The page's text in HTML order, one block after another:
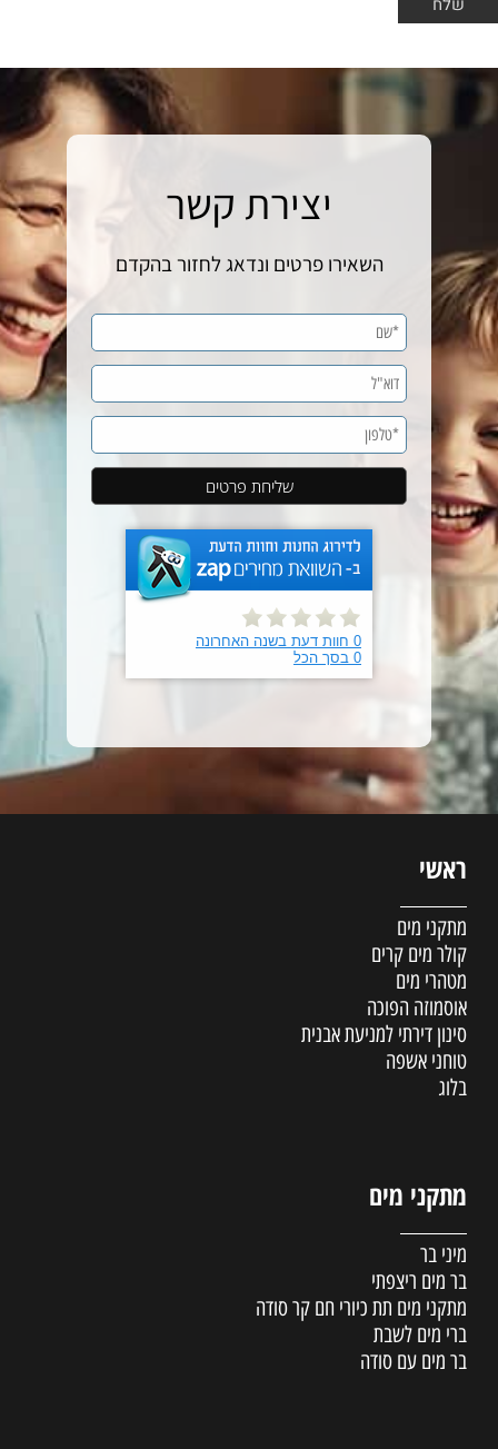
יצירת קשר
השאירו פרטים ונדאג לחזור בהקדם
ראשי
מתקני מים
קולר מים קרים
מטהרי מים
אוסמוזה הפוכה
סינון דירתי למניעת אבנית
טוחני אשפה
בלוג
מתקני מים
מיני בר
בר מים ריצפתי
מתקני מים תת כיורי חם קר סודה
ברי מים לשבת
בר מים עם סודה